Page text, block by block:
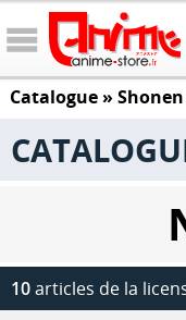
Catalogue» Shonen
10articles de la